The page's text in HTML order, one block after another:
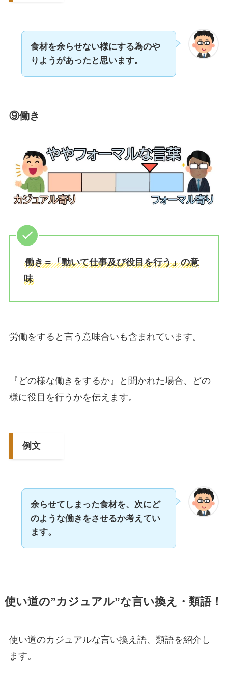
食材を余らせない様にする為のや
りようがあったと思います。
⑨働き
働き＝「動いて仕事及び役目を行う」の意
味
労働をすると言う意味合いも含まれています。
『どの様な働きをするか』と聞かれた場合、どの
様に役目を行うかを伝えます。
例文
余らせてしまった食材を、次にど
のような働きをさせるか考えてい
ます。
使い道の”カジュアル”な言い換え・類語！
使い道のカジュアルな言い換え語、類語を紹介し
ます。